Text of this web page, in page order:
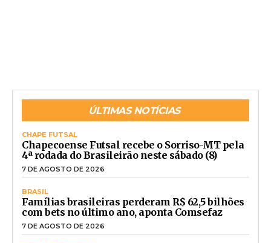
ÚLTIMAS NOTÍCIAS
CHAPE FUTSAL
Chapecoense Futsal recebe o Sorriso-MT pela
4ª rodada do Brasileirão neste sábado (8)
7 DE AGOSTO DE 2026
BRASIL
Famílias brasileiras perderam R$ 62,5 bilhões
com bets no último ano, aponta Comsefaz
7 DE AGOSTO DE 2026